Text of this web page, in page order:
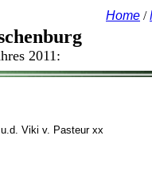
Home /
2011:
Viki v. Pasteur xx